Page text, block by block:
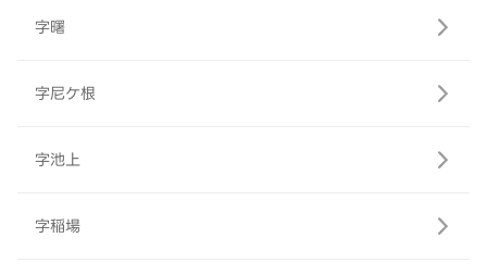
字曙
字尼ケ根
字池上
字稲場